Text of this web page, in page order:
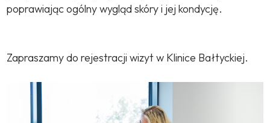
poprawiając ogólny wygląd skóry i jej kondycję.
Zapraszamy do rejestracji wizyt w Klinice Bałtyckiej.